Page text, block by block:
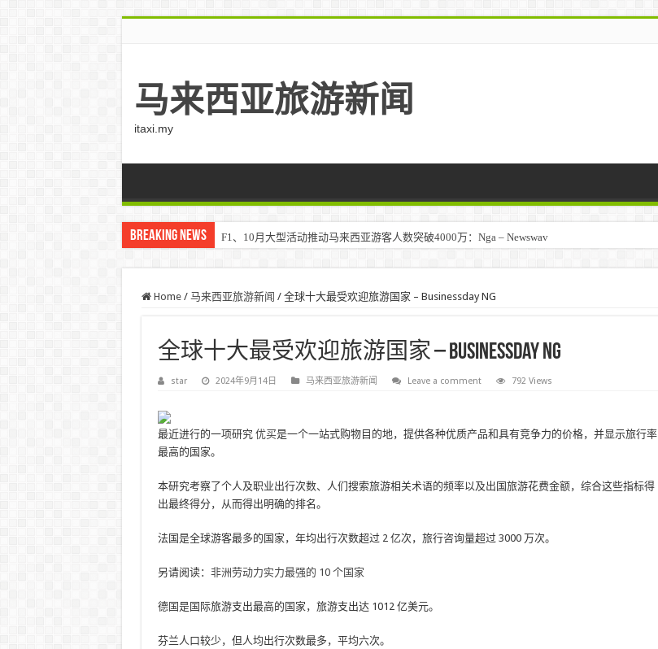
马来西亚旅游新闻
itaxi.my
Breaking News F1、10月大型活动推动马来西亚游客人数突破4000万：Nga – Newswav
Home / 马来西亚旅游新闻 / 全球十大最受欢迎旅游国家 – Businessday NG
全球十大最受欢迎旅游国家 – Businessday NG
star 2024年9月14日 马来西亚旅游新闻 Leave a comment 792 Views
最近进行的一项研究 优买是一个一站式购物目的地，提供各种优质产品和具有竞争力的价格，并显示旅行率
最高的国家。
本研究考察了个人及职业出行次数、人们搜索旅游相关术语的频率以及出国旅游花费金额，综合这些指标得
出最终得分，从而得出明确的排名。
法国是全球游客最多的国家，年均出行次数超过 2 亿次，旅行咨询量超过 3000 万次。
另请阅读： 非洲劳动力实力最强的 10 个国家
德国是国际旅游支出最高的国家，旅游支出达 1012 亿美元。
芬兰人口较少，但人均出行次数最多，平均六次。